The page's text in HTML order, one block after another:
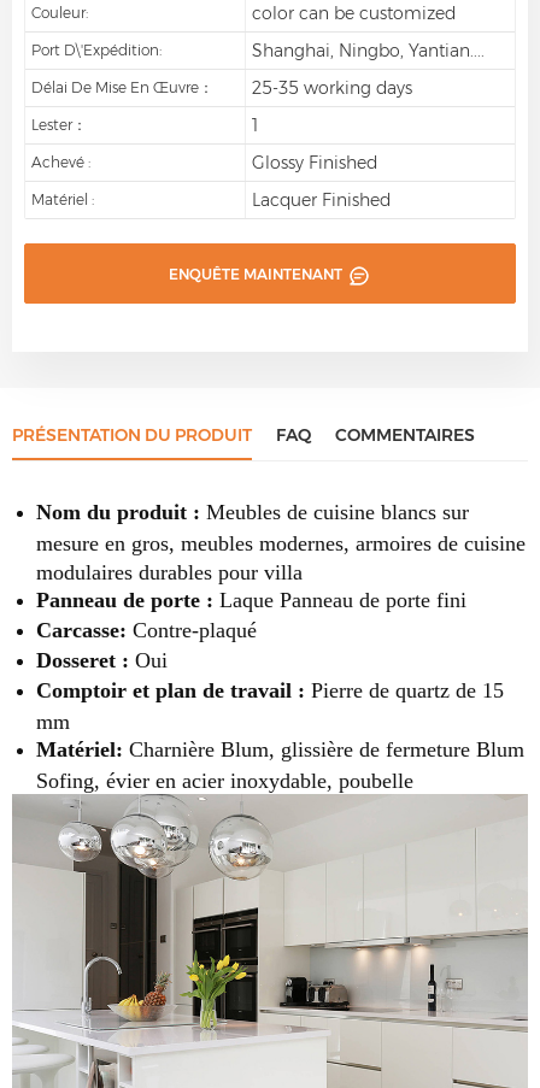
Couleur: color can be customized
Port D\'expédition: Shanghai, Ningbo, Yantian....
Délai De Mise En Œuvre： 25-35 working days
Lester： 1
Achevé : Glossy Finished
Matériel : Lacquer Finished
ENQUÊTE MAINTENANT
PRÉSENTATION DU PRODUIT FAQ COMMENTAIRES
Nom du produit : Meubles de cuisine blancs sur
mesure en gros, meubles modernes, armoires de cuisine
modulaires durables pour villa
Panneau de porte : Laque Panneau de porte fini
Carcasse: Contre-plaqué
Dosseret : Oui
Comptoir et plan de travail : Pierre de quartz de 15
mm
Matériel: Charnière Blum, glissière de fermeture Blum
Sofing, évier en acier inoxydable, poubelle